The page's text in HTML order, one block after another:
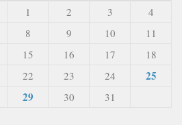
1 2 3
4
8 9 10
11
15 16 17
18
22 23 24
25
29 30 31